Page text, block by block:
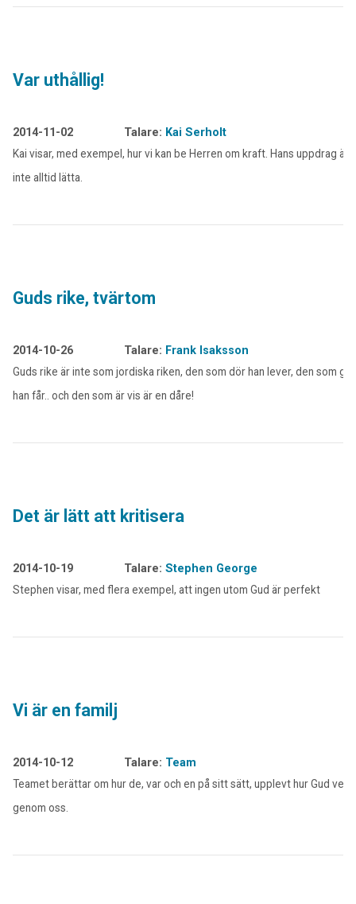
Var uthållig!
2014-11-02 Talare: Kai Serholt
Kai visar, med exempel, hur vi kan be Herren om kraft. Hans uppdrag är
inte alltid lätta.
Guds rike, tvärtom
2014-10-26 Talare: Frank Isaksson
Guds rike är inte som jordiska riken, den som dör han lever, den som ger
han får.. och den som är vis är en dåre!
Det är lätt att kritisera
2014-10-19 Talare: Stephen George
Stephen visar, med flera exempel, att ingen utom Gud är perfekt
Vi är en familj
2014-10-12 Talare: Team
Teamet berättar om hur de, var och en på sitt sätt, upplevt hur Gud
genom oss.